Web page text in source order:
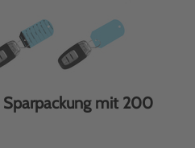
Sparpackung mit 200